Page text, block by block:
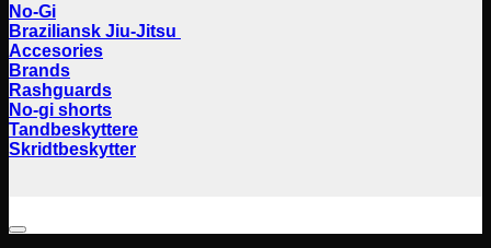
No-Gi
Braziliansk Jiu-Jitsu
Accesories
Brands
Rashguards
No-gi shorts
Tandbeskyttere
Skridtbeskytter